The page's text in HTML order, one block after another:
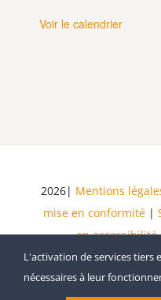
Voir le calendrier
2026| Mentions
mise en conformité |
en accessibilité
L'activation de services tiers
nécessaires à leur